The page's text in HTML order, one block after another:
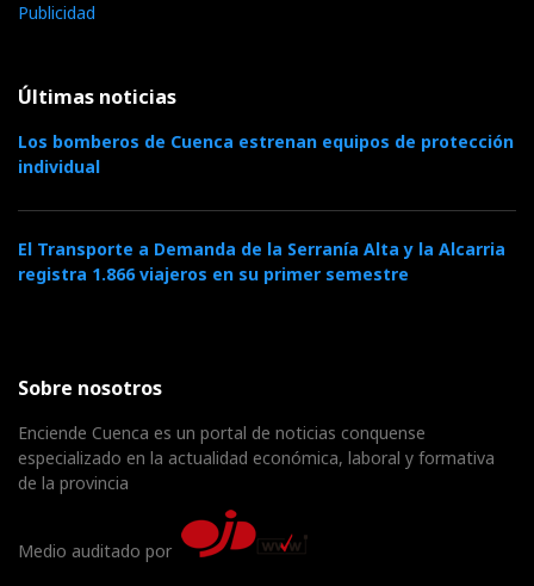
Publicidad
Últimas noticias
Los bomberos de Cuenca estrenan equipos de protección
individual
El Transporte a Demanda de la Serranía Alta y la Alcarria
registra 1.866 viajeros en su primer semestre
Sobre nosotros
Enciende Cuenca es un portal de noticias conquense
especializado en la actualidad económica, laboral y formativa
de la provincia
Medio auditado por